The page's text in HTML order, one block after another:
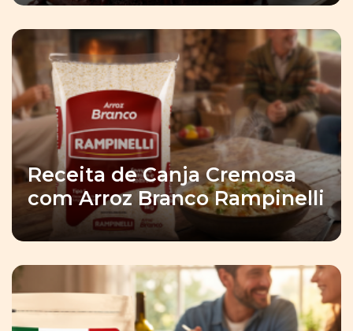
Receita de Canja Cremosa
com Arroz Branco Rampinelli